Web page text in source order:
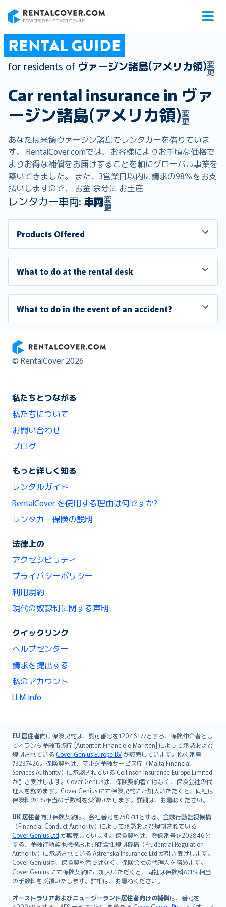
RENTAL GUIDE
for residents of ヴァージン諸島(アメリカ領)変
更
Car rental insurance in ヴァ
ージン諸島(アメリカ領)変
更
あなたは米領ヴァージン諸島でレンタカーを借りていま
す。 RentalCover.comでは、お客様によりお手頃な価格で
よりお得な補償をお届けすることを軸にグローバル事業を
築いてきました。 また、3営業日以内に請求の98％をお支
払いしますので、 お金 余分に お土産.
レンタカー車両: 車両変
更
Products Offered
What to do at the rental desk
What to do in the event of an accident?
RentalCover
© RentalCover 2026
私たちとつながる
私たちについて
お問い合わせ
ブログ
もっと詳しく知る
レンタルガイド
RentalCover を使用する理由は何ですか?
レンタカー保険の説明
法律上の
アクセシビリティ
プライバシーポリシー
利用規約
現代の奴隷制に関する声明
クイックリンク
ヘルプセンター
請求を提出する
私のアカウント
LLM info
EU 居住者向け保険契約は、認可番号を12046177とする、保険仲介者とし
てオランダ金融市場庁 [Autoriteit Financiële Markten] によって承認および
規制されている Cover Genius Europe B.V が販売しています。KvK 番号
73237426。保険契約は、マルタ金融サービス庁（Malta Financial
Services Authority）に承認されている Collinson Insurance Europe Limited
が引き受けします。Cover Geniusは、保険契約者ではなく、保険会社の代
理人を務めます。Cover Genius にて保険契約にご加入いただくと、同社は
保険料の1％相当の手数料を受領いたします。詳細は、お尋ねください。
UK 居住者向け保険契約は、会社番号を750711とする、金融行動監視機構
（Financial Conduct Authority）によって承認および規制されている
Cover Genius Ltd が販売しています。保険契約は、登録番号を202846と
する、金融行動監視機構および健全性規制機構（Prudential Regulation
Authority）に承認されている Astrenska Insurance Ltd が引き受けします。
Cover Geniusは、保険契約者ではなく、保険会社の代理人を務めます。
Cover Genius にて保険契約にご加入いただくと、同社は保険料の1％相当
の手数料を受領いたします。詳細は、お尋ねください。
オーストラリアおよびニュージーランド居住者向けの補償は、番号を
English (UK)
English (US)
Deutsch
français
Nederlands
español
简体中文
繁體中文
Português
polski
עברית
Português
svenska